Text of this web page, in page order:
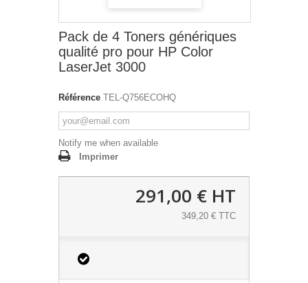
Pack de 4 Toners génériques
qualité pro pour HP Color
LaserJet 3000
Référence TEL-Q756ECOHQ
Notify me when available
Imprimer
291,00 € HT
349,20 € TTC